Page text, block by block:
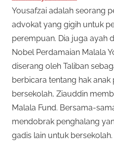
Yousafzai adalah seorang
advokat yang gigih untuk
perempuan. Dia juga ayah
Nobel Perdamaian Malala
diserang oleh Taliban
berbicara tentang hak
bersekolah, Ziauddin
Malala Fund. Bersama-
mendobrak penghalang
gadis lain untuk bersekolah.